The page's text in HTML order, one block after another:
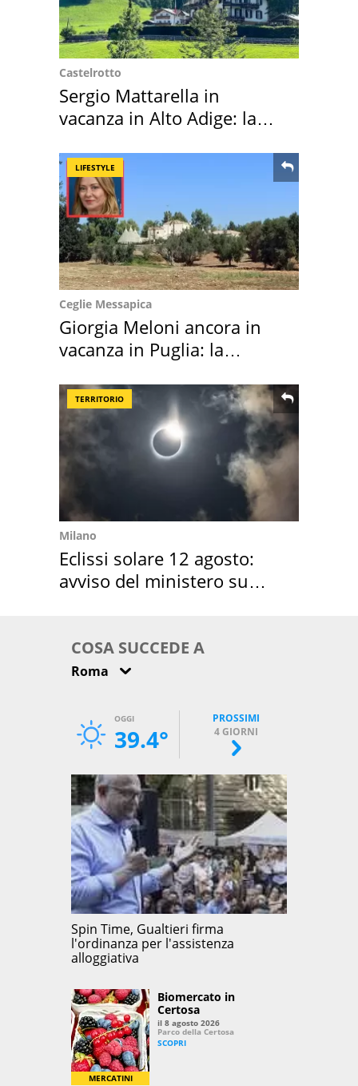
Castelrotto
Sergio Mattarella in
vacanza in Alto Adige: la
LIFESTYLE
Ceglie Messapica
Giorgia Meloni ancora in
vacanza in Puglia: la
TERRITORIO
Milano
Eclissi solare 12 agosto:
avviso del ministero su